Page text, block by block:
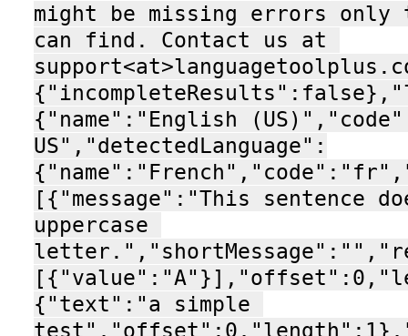
might be missing errors only
can find. Contact us at
{"name":"English
US","detectedLanguage":
[{"message":"This sentence
uppercase
{"text":"a simple